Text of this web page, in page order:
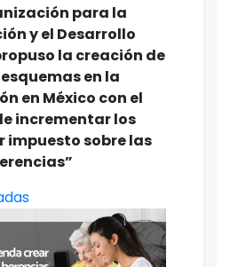
para la
y el Desarrollo
la creación de
en la
en México con el
incrementar los
impuesto sobre las